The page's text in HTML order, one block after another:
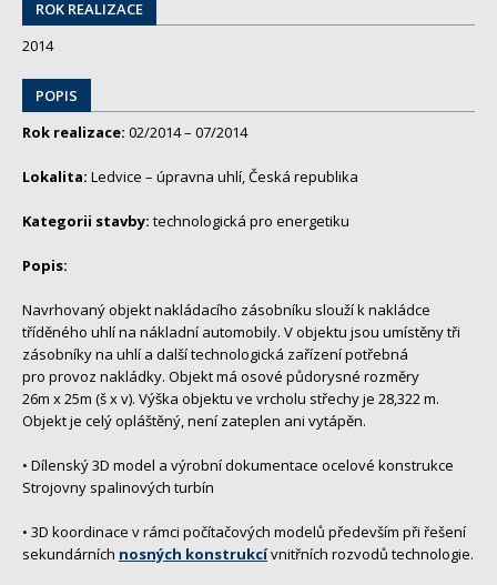
ROK REALIZACE
2014
POPIS
Rok realizace: 02/2014 – 07/2014
Lokalita: Ledvice – úpravna uhlí, Česká republika
Kategorii stavby: technologická pro energetiku
Popis:
Navrhovaný objekt nakládacího zásobníku slouží k nakládce
tříděného uhlí na nákladní automobily. V objektu jsou umístěny tři
zásobníky na uhlí a další technologická zařízení potřebná
pro provoz nakládky. Objekt má osové půdorysné rozměry
26m x 25m (š x v). Výška objektu ve vrcholu střechy je 28,322 m.
Objekt je celý opláštěný, není zateplen ani vytápěn.
• Dílenský 3D model a výrobní dokumentace ocelové konstrukce
Strojovny spalinových turbín
• 3D koordinace v rámci počítačových modelů především při řešení
sekundárních nosných konstrukcívnitřních rozvodů technologie.